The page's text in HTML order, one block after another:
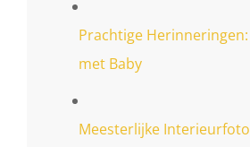
Prachtige
met Baby
Meesterlijke